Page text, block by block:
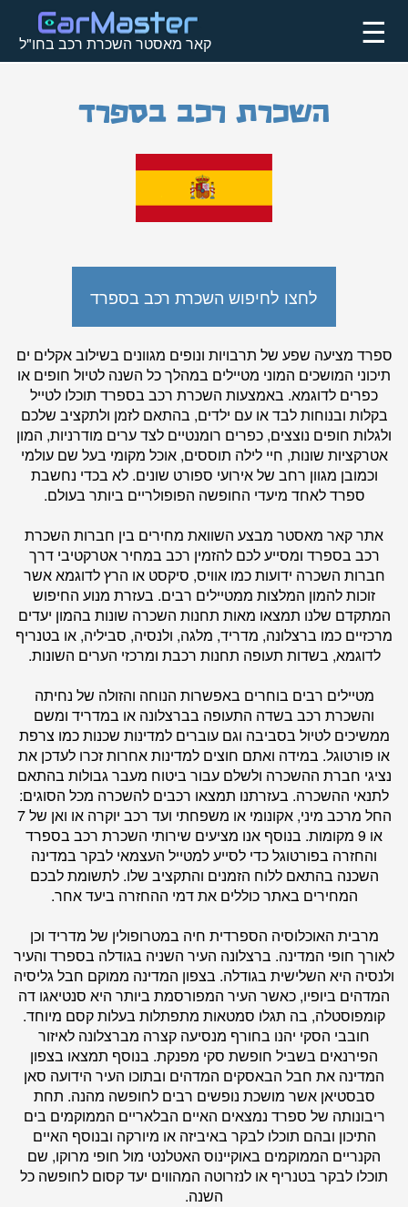
קאר מאסטר השכרת רכב בחו"ל ☰
השכרת רכב בספרד
לחצו לחיפוש השכרת רכב בספרד
ספרד מציעה שפע של תרבויות ונופים מגוונים בשילוב אקלים ים
תיכוני המושכים המוני מטיילים במהלך כל השנה לטיול חופים או
כפרים לדוגמא. באמצעות השכרת רכב בספרד תוכלו לטייל
בקלות ובנוחות לבד או עם ילדים, בהתאם לזמן ולתקציב שלכם
ולגלות חופים נוצצים, כפרים רומנטיים לצד ערים מודרניות, המון
אטרקציות שונות, חיי לילה תוססים, אוכל מקומי בעל שם עולמי
וכמובן מגוון רחב של אירועי ספורט שונים. לא בכדי נחשבת
ספרד לאחד מיעדי החופשה הפופולריים ביותר בעולם.
אתרקאר מאסטר מבצע השוואת מחירים בין חברות השכרת
רכב בספרד ומסייע לכם להזמין רכב במחיר אטרקטיבי דרך
חברות השכרה ידועות כמו אוויס, סיקסט או הרץ לדוגמא אשר
זוכות להמון המלצות ממטיילים רבים. בעזרת מנוע החיפוש
המתקדם שלנו תמצאו מאות תחנות השכרה שונות בהמון יעדים
מרכזיים כמו ברצלונה, מדריד, מלגה, ולנסיה, סביליה, או בטנריף
לדוגמא, בשדות תעופה תחנות רכבת ומרכזי הערים השונות.
מטיילים רבים בוחרים באפשרות הנוחה והזולה של נחיתה
והשכרת רכב בשדה התעופה בברצלונה או במדריד ומשם
ממשיכים לטיול בסביבה וגם עוברים למדינות שכנות כמו צרפת
או פורטוגל. במידה ואתם חוצים למדינות אחרות זכרו לעדכן את
נציגי חברת ההשכרה ולשלם עבור ביטוח מעבר גבולות בהתאם
לתנאי ההשכרה. בעזרתנו תמצאו רכבים להשכרה מכל הסוגים:
החל מרכב מיני, אקונומי או משפחתי ועד רכב יוקרה או ואן של 7
או 9 מקומות. בנוסף אנו מציעים שירותי השכרת רכב בספרד
והחזרה בפורטוגל כדי לסייע למטייל העצמאי לבקר במדינה
השכנה בהתאם ללוח הזמנים והתקציב שלו. לתשומת לבכם
המחירים באתר כוללים את דמי ההחזרה ביעד אחר.
מרבית האוכלוסיה הספרדית חיה במטרופולין של מדריד וכן
לאורך חופי המדינה. ברצלונה העיר השניה בגודלה בספרד והעיר
ולנסיה היא השלישית בגודלה. בצפון המדינה ממוקם חבל גליסיה
המדהים ביופיו, כאשר העיר המפורסמת ביותר היא סנטיאגו דה
קומפוסטלה, בה תגלו סמטאות מתפתלות בעלות קסם מיוחד.
חובבי הסקי יהנו בחורף מנסיעה קצרה מברצלונה לאיזור
הפירנאים בשביל חופשת סקי מפנקת. בנוסף תמצאו בצפון
המדינה את חבל הבאסקים המדהים ובתוכו העיר הידועה סאן
סבסטיאן אשר מושכת נופשים רבים לחופשה מהנה. תחת
ריבונותה של ספרד נמצאים האיים הבלאריים הממוקמים בים
התיכון ובהם תוכלו לבקר באיביזה או מיורקה ובנוסף האיים
הקנריים הממוקמים באוקיינוס האטלנטי מול חופי מרוקו, שם
תוכלו לבקר בטנריף או לנזרוטה המהווים יעד קסום לחופשה כל
השנה.